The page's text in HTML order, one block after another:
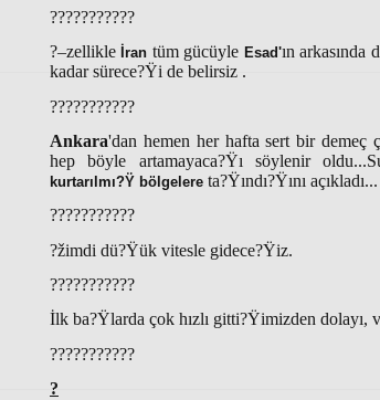
???????????
?–zellikle İran tüm gücüyle Esad'ın arkasında
kadar sürece?Ÿi de belirsiz .
???????????
Ankara'dan hemen her hafta sert bir demeç
hep böyle artamayaca?Ÿı söylenir
kurtarılmı?Ÿ bölgelere ta?Ÿındı?Ÿını açıkladı...
???????????
?žimdi dü?Ÿük vitesle gidece?Ÿiz.
???????????
İlk ba?Ÿlarda çok hızlı gitti?Ÿimizden dolayı,
???????????
?